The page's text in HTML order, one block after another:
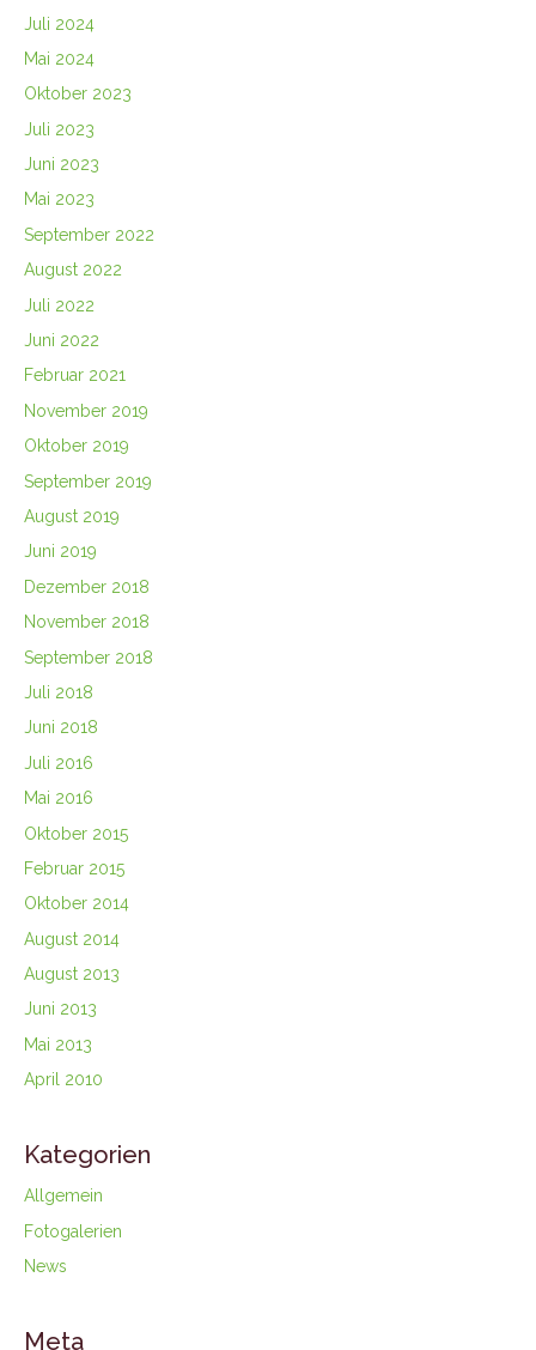
Juli 2024
Mai 2024
Oktober 2023
Juli 2023
Juni 2023
Mai 2023
September 2022
August 2022
Juli 2022
Juni 2022
Februar 2021
November 2019
Oktober 2019
September 2019
August 2019
Juni 2019
Dezember 2018
November 2018
September 2018
Juli 2018
Juni 2018
Juli 2016
Mai 2016
Oktober 2015
Februar 2015
Oktober 2014
August 2014
August 2013
Juni 2013
Mai 2013
April 2010
Kategorien
Allgemein
Fotogalerien
News
Meta